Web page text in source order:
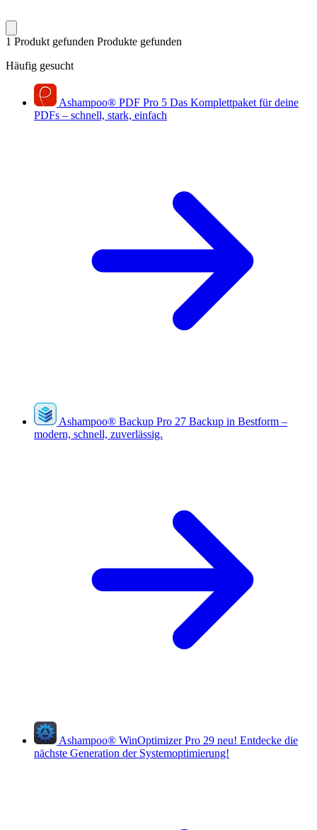
1 Produkt gefunden Produkte gefunden
Häufig gesucht
Ashampoo® PDF Pro 5 Das Komplettpaket für deine
PDFs – schnell, stark, einfach
Ashampoo® Backup Pro 27 Backup in Bestform –
modern, schnell, zuverlässig.
Ashampoo® WinOptimizer Pro 29 neu! Entdecke die
nächste Generation der Systemoptimierung!